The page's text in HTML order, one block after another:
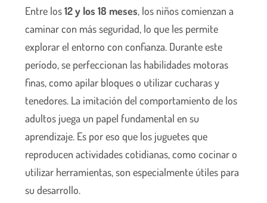
Entre los12 y los 18 meses, los niños comienzan a
caminar con más seguridad, lo que les permite
explorar el entorno con confianza. Durante este
período, se perfeccionan las habilidades motoras
finas, como apilar bloques o utilizar cucharas y
tenedores. La imitación del comportamiento de los
adultos juega un papel fundamental en su
aprendizaje. Es por eso que los juguetes que
reproducen actividades cotidianas, como cocinar o
utilizar herramientas, son especialmente útiles para
su desarrollo.